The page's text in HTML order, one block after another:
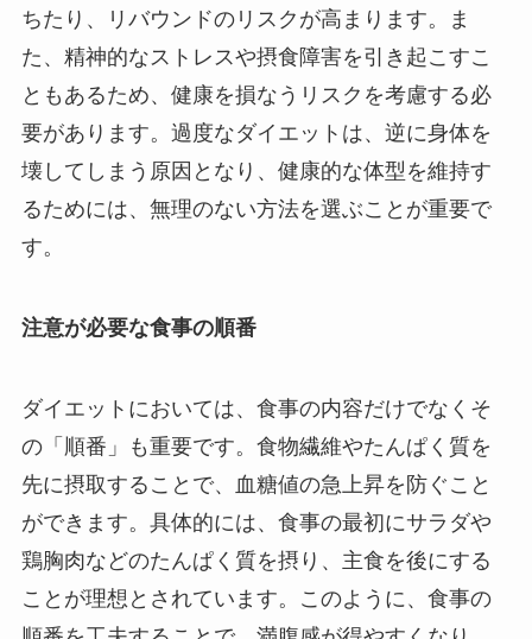
ちたり、リバウンドのリスクが高まります。ま
た、精神的なストレスや摂食障害を引き起こすこ
ともあるため、健康を損なうリスクを考慮する必
要があります。過度なダイエットは、逆に身体を
壊してしまう原因となり、健康的な体型を維持す
るためには、無理のない方法を選ぶことが重要で
す。
注意が必要な食事の順番
ダイエットにおいては、食事の内容だけでなくそ
の「順番」も重要です。食物繊維やたんぱく質を
先に摂取することで、血糖値の急上昇を防ぐこと
ができます。具体的には、食事の最初にサラダや
鶏胸肉などのたんぱく質を摂り、主食を後にする
ことが理想とされています。このように、食事の